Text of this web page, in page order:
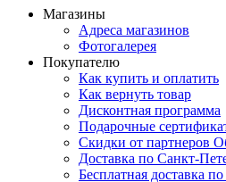
Магазины
Адреса магазинов
Фотогалерея
Покупателю
Как купить и оплатить
Как вернуть товар
Дисконтная программа
Подарочные
Скидки от партнеров
Доставка по Санкт-
Бесплатная доставка